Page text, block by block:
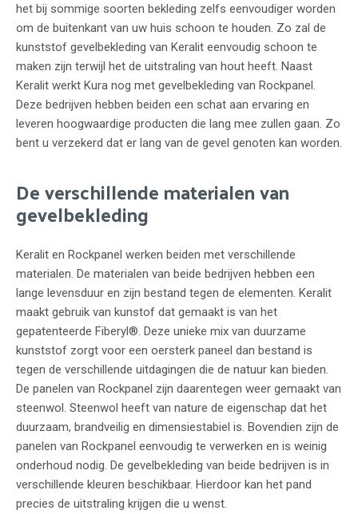
het bij sommige soorten bekleding zelfs eenvoudiger worden
om de buitenkant van uw huis schoon te houden. Zo zal de
kunststof gevelbekleding van Keralit eenvoudig schoon te
maken zijn terwijl het de uitstraling van hout heeft. Naast
Keralit werkt Kura nog met gevelbekleding van Rockpanel.
Deze bedrijven hebben beiden een schat aan ervaring en
leveren hoogwaardige producten die lang mee zullen gaan. Zo
bent u verzekerd dat er lang van de gevel genoten kan worden.
De verschillende materialen van
gevelbekleding
Keralit en Rockpanel werken beiden met verschillende
materialen. De materialen van beide bedrijven hebben een
lange levensduur en zijn bestand tegen de elementen. Keralit
maakt gebruik van kunstof dat gemaakt is van het
gepatenteerde Fiberyl®. Deze unieke mix van duurzame
kunststof zorgt voor een oersterk paneel dan bestand is
tegen de verschillende uitdagingen die de natuur kan bieden.
De panelen van Rockpanel zijn daarentegen weer gemaakt van
steenwol. Steenwol heeft van nature de eigenschap dat het
duurzaam, brandveilig en dimensiestabiel is. Bovendien zijn de
panelen van Rockpanel eenvoudig te verwerken en is weinig
onderhoud nodig. De gevelbekleding van beide bedrijven is in
verschillende kleuren beschikbaar. Hierdoor kan het pand
precies de uitstraling krijgen die u wenst.